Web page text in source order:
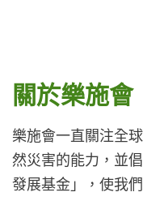
關於樂施會
樂施會一直關注全
然災害的能力，並
發展基金」，使我